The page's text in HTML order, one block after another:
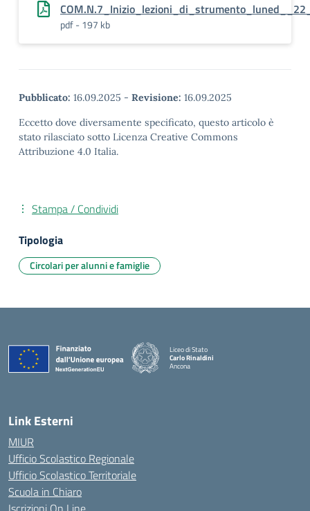
pdf - 197 kb
Pubblicato: 16.09.2025 - Revisione: 16.09.2025
Eccetto dove diversamente specificato, questo articolo è
stato rilasciato sotto Licenza Creative Commons
Attribuzione 4.0 Italia.
Stampa / Condividi
Tipologia
Circolari per alunni e famiglie
Liceo di Stato
Carlo Rinaldini
Ancona
Link Esterni
MIUR
Ufficio Scolastico Regionale
Ufficio Scolastico Territoriale
Scuola in Chiaro